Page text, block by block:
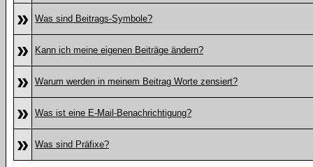
» Was sind Beitrags-Symbole?
» Kann ich meine eigenen Beiträge ändern?
» Warum werden in meinem Beitrag Worte zensiert?
» Was ist eine E-Mail-Benachrichtigung?
» Was sind Präfixe?